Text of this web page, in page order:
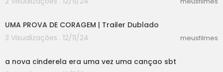
UMA PROVA DE CORAGEM | Trailer Dublado
3 Visualizações . 12/11/24
meusfilmes
a nova cinderela era uma vez uma cançao sbt